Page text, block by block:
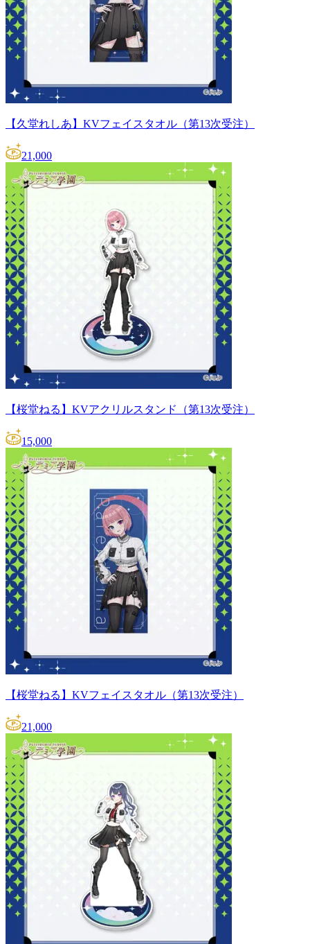
【久堂れしあ】KVフェイスタオル（第13次受注）
21,000
【桜堂ねる】KVアクリルスタンド（第13次受注）
15,000
【桜堂ねる】KVフェイスタオル（第13次受注）
21,000